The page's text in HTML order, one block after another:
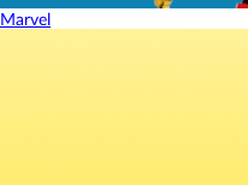
Marvel